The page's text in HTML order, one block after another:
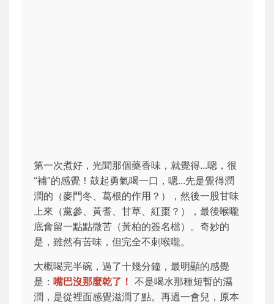
第一次煮好，光聞那個藥香味，就覺得...嗯，很
“補”的感覺！鼓起勇氣喝一口，嗯...先是覺得潤
潤的（麥門冬、葛根的作用？），然後一股甘味
上來（黨參、黃耆、甘草、紅棗？），最後喉嚨
底會留一點點微苦（黃柏的簽名檔）。奇妙的
是，雖然有苦味，但完全不刺喉嚨。
大概喝完半碗，過了十幾分鐘，最明顯的感覺
是： 嘴巴沒那麼乾了！ 不是喝水那種短暫的濕
潤，是從裡面感覺滋潤了點。再過一會兒，原本